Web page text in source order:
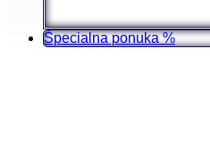
Špecialna ponuka %